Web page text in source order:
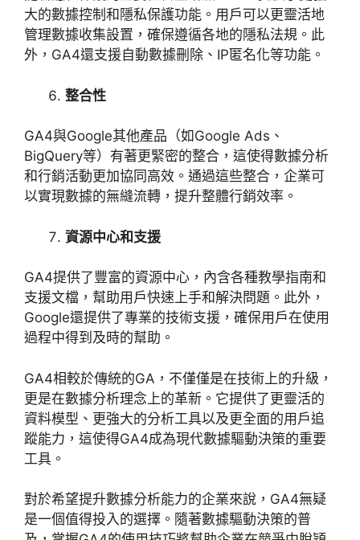
大的數據控制和隱私保護功能。用戶可以更靈活地
管理數據收集設置，確保遵循各地的隱私法規。此
外， GA4還支援自動數據刪除、 IP匿名化等功能。
整合性
GA4與Google其他產品（如 Google Ads 、
BigQuery等）有著更緊密的整合，這使得數據分析
和行銷活動更加協同高效。通過這些整合，企業可
以實現數據的無縫流轉，提升整體行銷效率。
資源中心和支援
GA4提供了豐富的資源中心，內含各種教學指南和
支援文檔，幫助用戶快速上手和解決問題。此外，
Google還提供了專業的技術支援，確保用戶在使用
過程中得到及時的幫助。
GA4相較於傳統的GA ，不僅僅是在技術上的升級，
更是在數據分析理念上的革新。它提供了更靈活的
資料模型、更強大的分析工具以及更全面的用戶追
蹤能力，這使得GA4成為現代數據驅動決策的重要
工具。
對於希望提升數據分析能力的企業來說， GA4無疑
是一個值得投入的選擇。隨著數據驅動決策的普